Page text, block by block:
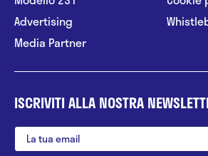
Advertising
Media Partner
ISCRIVITI ALLA NOSTRA